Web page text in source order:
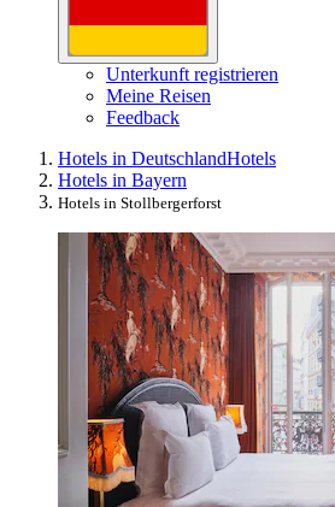
Unterkunft registrieren
Meine Reisen
Feedback
Hotels in DeutschlandHotels
Hotels in Bayern
Hotels in Stollbergerforst